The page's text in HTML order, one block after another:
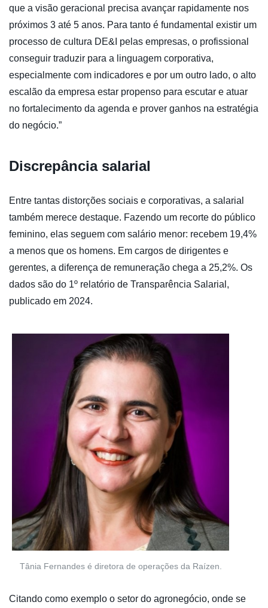
que a visão geracional precisa avançar rapidamente nos
próximos 3 até 5 anos. Para tanto é fundamental existir um
processo de cultura DE&I pelas empresas, o profissional
conseguir traduzir para a linguagem corporativa,
especialmente com indicadores e por um outro lado, o alto
escalão da empresa estar propenso para escutar e atuar
no fortalecimento da agenda e prover ganhos na estratégia
do negócio.”
Discrepância salarial
Entre tantas distorções sociais e corporativas, a salarial
também merece destaque. Fazendo um recorte do público
feminino, elas seguem com salário menor: recebem 19,4%
a menos que os homens. Em cargos de dirigentes e
gerentes, a diferença de remuneração chega a 25,2%. Os
dados são do 1º relatório de Transparência Salarial,
publicado em 2024.
Tânia Fernandes é diretora de operações da Raízen.
Citando como exemplo o setor do agronegócio, onde se